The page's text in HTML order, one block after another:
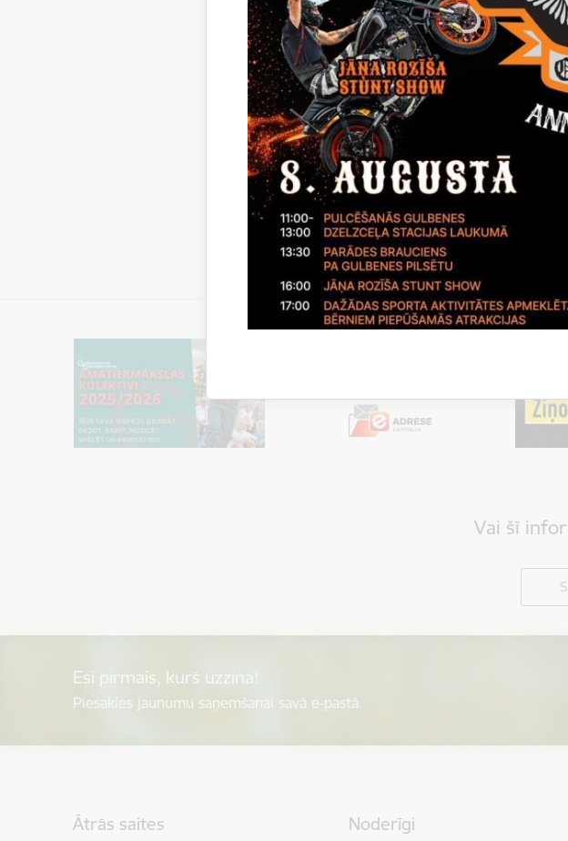
Paziņojums par pieņemto lēmumu
Gulbenes novada dome,
iepirkumā „Gulbenes
2014/24.
Gulbenes novada domes
Vai šī
Esi pirmais, kurš uzzina!
Piesakies jaunumu saņemšanai savā e-pastā.
Ātrās saites Noderīgi